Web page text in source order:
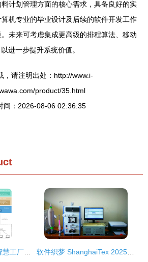
计划管理方面的核心需求，具备良好的实
机专业的毕业设计及后续的软件开发工作
未来可考虑集成更高级的排程算法、移动
进一步提升系统价值。
，请注明出处：http://www.i-
product/35.html
间：2026-08-06 02:36:35